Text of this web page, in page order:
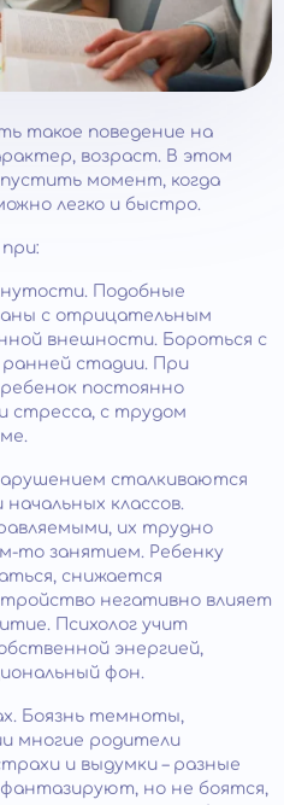
такое поведение на
возраст. В этом
момент, когда
легко и быстро.
Подобные
с отрицательным
внешности. Бороться с
стадии. При
постоянно
стресса, с трудом
сталкиваются
классов.
их трудно
то занятием. Ребенку
снижается
негативно влияет
Психолог учит
энергией,
фон.
Боязнь темноты,
многие родители
и выдумки – разные
но не боятся,